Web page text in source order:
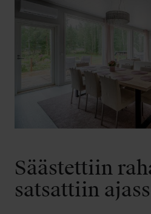
Säästettiin
satsattiin